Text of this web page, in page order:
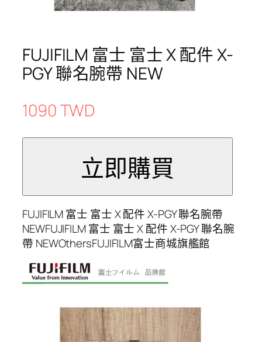
FUJIFILM 富士 富士 X 配件 X-
PGY 聯名腕帶 NEW
1090 TWD
FUJIFILM 富士 富士 X 配件 X-PGY 聯名腕帶
NEWFUJIFILM 富士 富士 X 配件 X-PGY 聯名腕
帶 NEWOthersFUJIFILM富士商城旗艦館